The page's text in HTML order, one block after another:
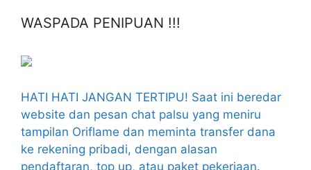
WASPADA PENIPUAN !!!
HATI HATI JANGAN TERTIPU! Saat ini beredar
website dan pesan chat palsu yang meniru
tampilan Oriflame dan meminta transfer dana
ke rekening pribadi, dengan alasan
pendaftaran, top up, atau paket pekerjaan.